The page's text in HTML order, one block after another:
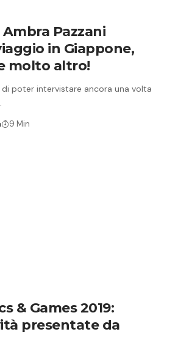
Ambra Pazzani
in Giappone,
molto altro!
poter intervistare ancora una volta
9 Min
& Games 2019:
presentate da